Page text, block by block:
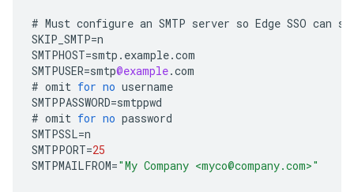
# Must configure an SMTP server so Edge SSO can
SKIP_SMTP=n
SMTPHOST=smtp . example.com
SMTPUSER=smtp@example.com
# omit for no username
SMTPPASSWORD=smtppwd
# omit for no password
SMTPSSL=n
SMTPPORT=25
SMTPMAILFROM="My Company <myco@company.com>"